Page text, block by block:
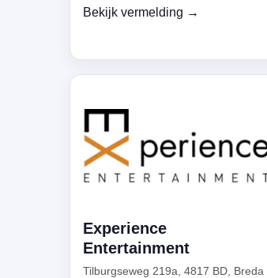
Bekijk vermelding →
Experience
Entertainment
Tilburgseweg 219a, 4817 BD, Breda